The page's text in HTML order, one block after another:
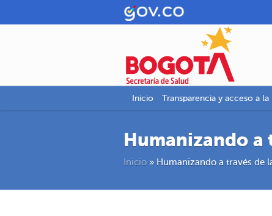
Inicio Transparencia y acceso a
Humanizando a
Inicio » Humanizando a través de